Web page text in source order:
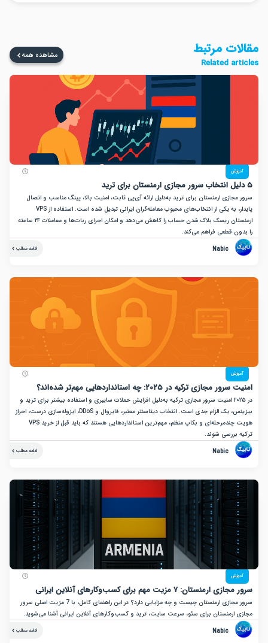
مرتبط
Related
مشاهده همه
ارمنستان برای ترید به‌دلیل ارائه آی‌پی ثابت، امنیت بالا، پینگ مناسب و اتصال
پایدار، به یکی از انتخاب‌های محبوب معامله‌گران ایرانی تبدیل شده است. استفاده از VPS
ارمنستان ریسک بلاک شدن حساب را کاهش می‌دهد و امکان اجرای ربات‌ها و معاملات ۲۴ ساعته
قطعی فراهم می‌کند.
Nabic
ترکیه در ۲۰۲۵: چه استانداردهایی مهم‌تر شده‌اند؟
در ۲۰۲۵ امنیت سرور مجازی ترکیه به‌دلیل افزایش حملات سایبری و استفاده بیشتر برای ترید و
بیزینس، یک الزام جدی است. انتخاب دیتاسنتر معتبر، فایروال و DDoS، ایزوله‌سازی درست، احراز
هویت چندمرحله‌ای و بکاپ منظم، مهم‌ترین استانداردهایی هستند که باید قبل از خرید VPS
شوند.
Nabic
۷ مزیت مهم برای کسب‌وکارهای آنلاین ایرانی
سرور مجازی ارمنستان چیست و چه مزایایی دارد؟ در این راهنمای کامل، با 7 مزیت اصلی سرور
برای سئو، سرعت سایت، ترید و کسب‌وکارهای آنلاین ایرانی آشنا می‌شوید.
Nabic